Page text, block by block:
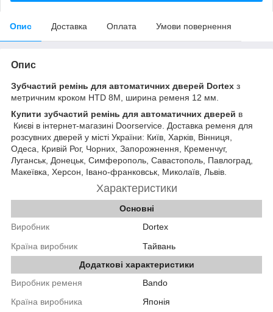
Опис Доставка Оплата Умови повернення
Опис
Зубчастий ремінь для автоматичних дверей Dortex з
метричним кроком HTD 8М, ширина ременя 12 мм.
Купити зубчастий ремінь для автоматичних дверей в
Києві в інтернет-магазині Doorservice. Доставка ременя для
розсувних дверей у місті України: Київ, Харків, Вінниця,
Одеса, Кривій Рог, Чорних, Запорожнення, Кременчуг,
Луганськ, Донецьк, Симферополь, Савастополь, Павлоград,
Макеївка, Херсон, Івано-франковськ, Миколаїв, Львів.
Характеристики
Основні
Виробник
Dortex
Країна виробник
Тайвань
Додаткові характеристики
Виробник ременя
Bando
Країна виробника
Японія